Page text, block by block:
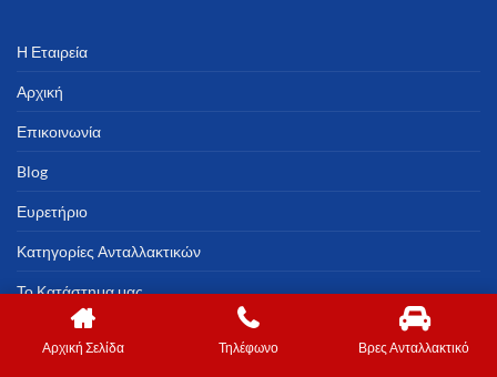
Η Εταιρεία
Αρχική
Επικοινωνία
Blog
Ευρετήριο
Κατηγορίες Ανταλλακτικών
Το Κατάστημα μας
Αρχική Σελίδα Τηλέφωνο Βρες Ανταλλακτικό